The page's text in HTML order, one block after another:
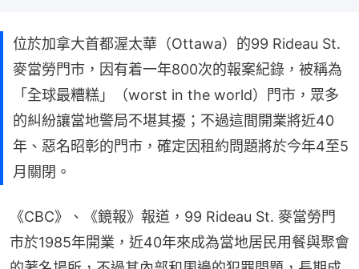
位於加拿大首都渥太華（Ottawa）的99 Rideau St.
麥當勞門市，因有着一年800次的報案紀錄，被稱為
「全球最糟糕」（worst in the world）門市，眾多
的糾紛讓當地警局不堪其擾；不過這間開業將近40
年、惡名昭彰的門市，確定因租約問題將於今年4至5
月關閉。
《CBC》、《鏡報》報道，99 Rideau St. 麥當勞門
市於1985年開業，近40年來成為當地居民用餐與聚會